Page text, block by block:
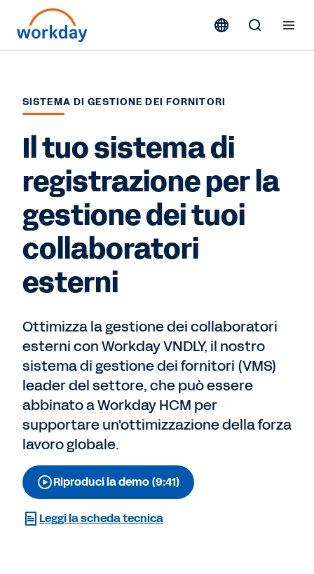
SISTEMA DI GESTIONE DEI FORNITORI
Il tuo sistema di
registrazione per la
gestione dei tuoi
collaboratori
esterni
Ottimizza la gestione dei collaboratori
esterni con Workday VNDLY, il nostro
sistema di gestione dei fornitori (VMS)
leader del settore, che può essere
abbinato a Workday HCM per
supportare un'ottimizzazione della forza
lavoro globale.
Riproduci la demo (9:41)
Leggi la scheda tecnica